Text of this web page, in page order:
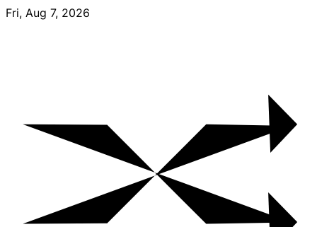
Skip
Fri, Aug 7, 2026